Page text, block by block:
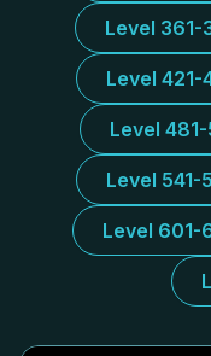
Level 361-
Level 421-
Level 481-
Level 541-
Level 601-